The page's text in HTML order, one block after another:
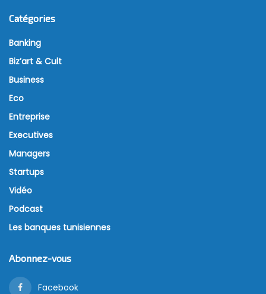
Catégories
Banking
Biz’art & Cult
Business
Eco
Entreprise
Executives
Managers
Startups
Vidéo
Podcast
Les banques tunisiennes
Abonnez-vous
Facebook